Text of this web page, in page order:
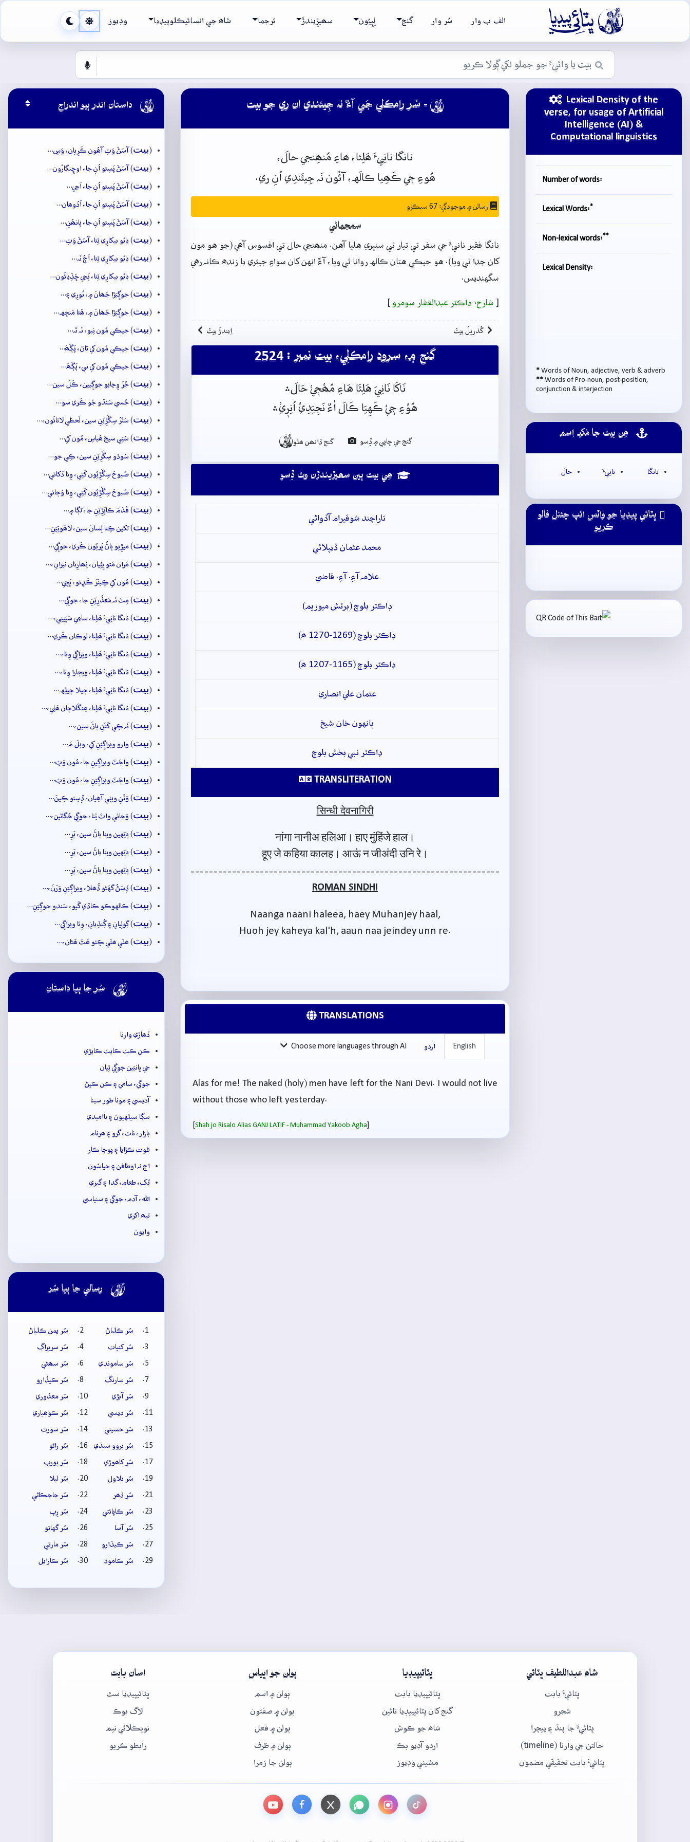
 الف ب وار سُر وار گنج لِپِيُون سھيڙِيندڙَ ترجما شاھ جي انسائيڪلوپيڊيا وڊيوز
Lexical Density of the
verse, for usage of Artificial
Intelligence (AI) &
Computational linguistics
Number of words:
Lexical Words:*
Non-lexical words:**
Lexical Density:
* Words of Noun, adjective, verb & adverb
** Words of Pro-noun, post-position,
conjunction & interjection
ھِن بيت جا مُکيہ اِسم
نانگا نانِيءَ حالَ
ڀٽائي پيڊيا جو واٽس ائپ چئنل فالو
ڪريو
 - سُر رامڪلي جَي آءٌ نہ جِيئندي ان ري جو بيت
نانگا نانِيءَ ھَلِئا، ھاءِ مُنھِنجي حالَ،
ھُوءِ جٖيڪَھِيا ڪالَهہ، آئُون نَہ جِيئَندِي اُنِ ري.
رسالن ۾ موجودگي: 67 سيڪڙو
سمجهاڻي
نانگا فقير نانيءَ جي سفر تي تيار ٿي سنڀري هليا آهن. منھنجي حال تي افسوس آهي (جو هو مون
کان جدا ٿي ويا). هو جيڪي هتان ڪالهہ روانا ٿي ويا، آءٌ انهن کان سواءِ جيئري يا زنده ڪانہ رهي
سگهنديس.
[ شارح: ڊاڪٽر عبدالغفار سومرو ]
گُذريلُ بيتُ اِيندڙُ بيتُ
گنج ۾، سرود رامڪلِي، بيت نمبر : 2524
نَاکَا نَانِيَ هَلِئَا هَاءِ مُھْجٖيْ حَالَ﮶
هُوْءِ جٖيْ ڪَهِيَا ڪَالَ اٰءٌ نَجِيَدِيْ اُنِرٖيْ﮶
گنج جي ڇاپي ۾ ڏِسو گنج ڏانھن ھلو
ھِي بيت ٻين سھيڙيندڙن وٽ ڏِسو
تاراچند شوقيرام آڏواڻي
محمد عثمان ڏيپلائي
علامہ آءِ. آءِ. قاضي
ڊاڪٽر بلوچ (برٽش ميوزيم)
ڊاڪٽر بلوچ (1269-1270 ھ)
ڊاڪٽر بلوچ (1165-1207 ھ)
عثمان علي انصاري
ٻانهون خان شيخ
ڊاڪٽر نبي بخش بلوچ
TRANSLITERATION
सिन्धी देवनागिरी
नांगा नानीअ हलिआ। हाए मुंहिंजे हाल।
हूए जे कहिया कालह। आऊं न जीअंदी उनि रे।
ROMAN SINDHI
Naanga naani haleea, haey Muhanjey haal,
Huoh jey kaheya kal'h, aaun naa jeindey unn re.
TRANSLATIONS
English اردو Choose more languages through AI
Alas for me! The naked (holy) men have left for the Nani Devi. I would not live
without those who left yesterday.
[Shah jo Risalo Alias GANJ LATIF - Muhammad Yakoob Agha
 داستان اندر ٻيو اندراج
(بيت) آسَڻَ وَٽِ آھُون ڪَرِيان، وَسِ…
(بيت) آسَڻَ پَسِئو اُنِ جا، اوڇِنگارُون…
(بيت) آسَڻَ پَسِئو اُنِ جا، اَچي…
(بيت) آسَڻَ پَسِئو اُنِ جا، اُدُوھان…
(بيت) آسَڻَ پَسِئو اُنِ جا، ٻانھُنِ…
(بيت) بابُو بيکارِي ٿِئا، آسَڻَ وَٽِ…
(بيت) بابُو بيکارِي ٿِئا، اَڄُ نَہ…
(بيت) بابُو بيکارِي ٿِئا، ڀَڃي ڇَڏِيائُون…
(بيت) جوڳِيَڙا جَھانَ ۾، نُورِي ۽…
(بيت) جوڳِيَڙا جَھانَ ۾، ھُئا مَنجِهہ…
(بيت) جيڪي مُون نِيو، نَہ تَہ…
(بيت) جيڪي مُون کي تاڻ، پَڳَھَ…
(بيت) جيڪي مُون کي ني، پَڳَھَ…
(بيت) جُزُ وِڃايو جوڳِيين، ڪُلَ سين…
(بيت) جُسي سَنڌو جَو ڪَري سو…
(بيت) سَتُرُ سِڱَڙِيَنِ سين، لَحظي لاٿائُون،…
(بيت) سُتِي سيڄَ ھُياسِ، مُون کي…
(بيت) سُوڌو سِڱَرِيَنِ سين، ڪِي جو…
(بيت) صُبوحَ سِڱَڙِيُون کَڻِي، وِئا دُکائي…
(بيت) صُبوحَ سِڱَڙِيُون کَڻِي، وِئا وَڄائي…
(بيت) قَدَمَ ڪاپَڙِيَنِ جا، لَڳا ۾…
(بيت) لَکين ڪِئا لِسانَ سين، لاھُوتِيَنِ…
(بيت) ميڙِيو ڀاڻُ ڀَريُون ڪَري، جوڳِي…
(بيت) مَران مَٿو پِٽِيان، نِھارِئان نيرانِ،…
(بيت) مُون کي ڪِينَرَ ڪَڍِئو، ڀَڃِي…
(بيت) مِٽَ نَہ مَعذُرِيَنِ جا، جوڳِي…
(بيت) نانگا نانِيءَ ھَلِئا، سامِي سَڀَيئِي،…
(بيت) نانگا نانِيءَ ھَلِئا، لوڪان ڪَري…
(بيت) نانگا نانِيءَ ھَلِئا، ويراڳِي وِئا،…
(بيت) نانگا نانِيءَ ھَلِئا، ويچارا وِئا،…
(بيت) نانگا نانِيءَ ھَلِئا، چيلا چيلِهہ…
(بيت) نانگا نانِيءَ ھَلِئا، ھِنگَلاچان ھَلِي،…
(بيت) نَہ ڪِي کَڻَنِ پاڻَ سين،…
(بيت) وارو ويراڳِيَنِ کي، ويلَ مَ…
(بيت) واڄَٽَ ويراڳِينِ جا، مُون وَٽِ…
(بيت) واڄَٽَ ويراڳِيَنِ جا، مُون وَٽِ…
(بيت) وَٽَنِ ويٺِي آھِيان، ڏِسِئو ڪِينَ…
(بيت) وَڄائي واٽَ ٿِئا، جوڳِي جُڳاڻين،…
(بيت) پاڻِهين ويٺا پاڻَ سين، پَرِ…
(بيت) پاڻِهين ويٺا پاڻَ سين، پَرِ…
(بيت) پاڻِهين ويٺا پاڻَ سين، پَرِ…
(بيت) ڏِسَڻُ گهَڻو ڏُھلا، ويراڳِيَنِ وَرَنَ،…
(بيت) ڪالهوڪو ڪاڏي گَيو، سَندو جوڳِيَنِ…
(بيت) ڳولِيانِ ۽ ڳُنڌِيانِ، وِئا ويراڳِي…
(بيت) ھئَي ھئَي ڪِئو ھَٿَ ھَڻان،…
 سُر جا ٻيا داستان
ڏھاڙي وارتا
ڪن ڪٽ ڪاپٽ ڪاپڙي
جي ڀانيَين جوڳِي ٿِيان
جوڳي، سامي ۽ ڪن ڪپڻ
آديسي ۽ مونا طور سينا
سڳا سيلهيون ۽ نااميدي
بازار، ناٿ، گرو ۽ ھرنام
قوت ڪڙايا ۽ پوڄا ڪار
اڄ نہ اوطاقن ۽ جياسُون
بُک، طعام، گدا ۽ گبري
الله، آدم، جوڳي ۽ سنياسي
ٽيھ اکري
وايون
 رسالي جا ٻيا سُر
سُر ڪلياڻ
سُر يمن ڪلياڻ
سُر کنڀات
سُر سريراڳ
سُر سامونڊي
سُر سھڻي
سُر سارنگ
سُر ڪيڏارو
سُر آبڙي
سُر معذوري
سُر ديسي
سُر ڪوھياري
سُر حسيني
سُر سورٺ
سُر بروو سنڌي
سُر راڻو
سُر کاھوڙي
سُر پورب
سُر بلاول
سُر ليلا
سُر ڏھر
سُر جاجڪاڻي
سُر ڪاپائتي
سُر رِپ
سُر آسا
سُر گهاتو
سُر ڪيڏارو
سُر مارئي
سُر ڪاموڏ
سُر ڪارايل
شاھ عبداللطيف ڀٽائي
ڀٽائيءَ بابت
شجرو
ڀٽائيءَ جا پنڌ ۽ پيچرا
حالتن جي وارتا (timeline)
ڀٽائيءَ بابت تحقيقي مضمون
ڀٽائيپيڊيا
ڀٽائيپيڊيا بابت
گنج کان ڀٽائيپيڊيا تائين
شاھ جو ڪوش
اردو آڊيو بڪ
مشيني وڊيوز
ٻولن جو اڀياس
ٻولن ۾ اسم
ٻولن ۾ صفتون
ٻولن ۾ فعل
ٻولن ۾ ظرف
ٻولن جا زمرا
اسان بابت
ڀٽائيپيڊيا سٿ
لاگ بوڪ
نويڪلائي نيم
رابطو ڪريو